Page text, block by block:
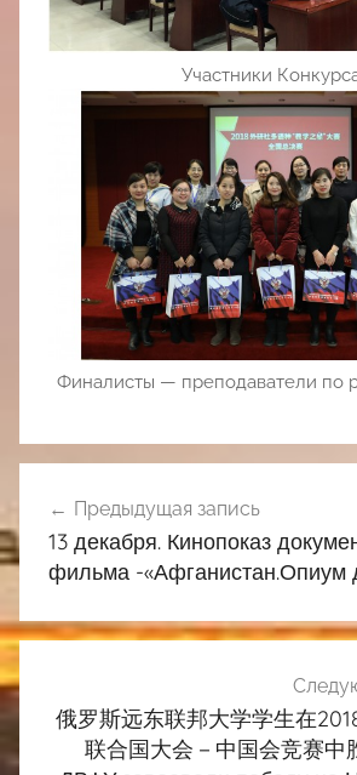
Участники
Финалисты — преподаватели по
по
записям
Предыдущая запись
13 декабря. Кинопоказ
фильма -«Афганистан.Опиум
俄罗斯远东联邦大学学生在
联合国大会－中国会竞赛中